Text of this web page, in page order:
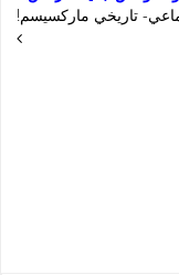
تاريخي ماركسيسم!